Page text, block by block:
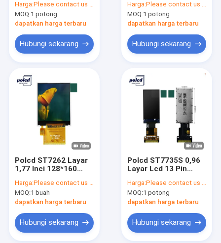
Produk
Tampilan VR
Tentang kami
Berita
kasus
Kecil
Harga:Please contact us for latest price
MOQ:1 potong
dapatkan harga terbaru
Hubungi sekarang
Panel Lcd Kecil
Harga:Please contact us for latest price
MOQ:1 potong
dapatkan harga terbaru
Hubungi sekarang
Polcd ST7262 Layar
1,77 Inci 128*160
Pin
Harga:Please contact us for latest price
MOQ:1 buah
dapatkan harga terbaru
Hubungi sekarang
Polcd ST7735S 0,96
Layar Lcd 13 Pin
Kecil 4 Baris SPI
Harga:Please contact us for latest price
MOQ:1 potong
dapatkan harga terbaru
Hubungi sekarang